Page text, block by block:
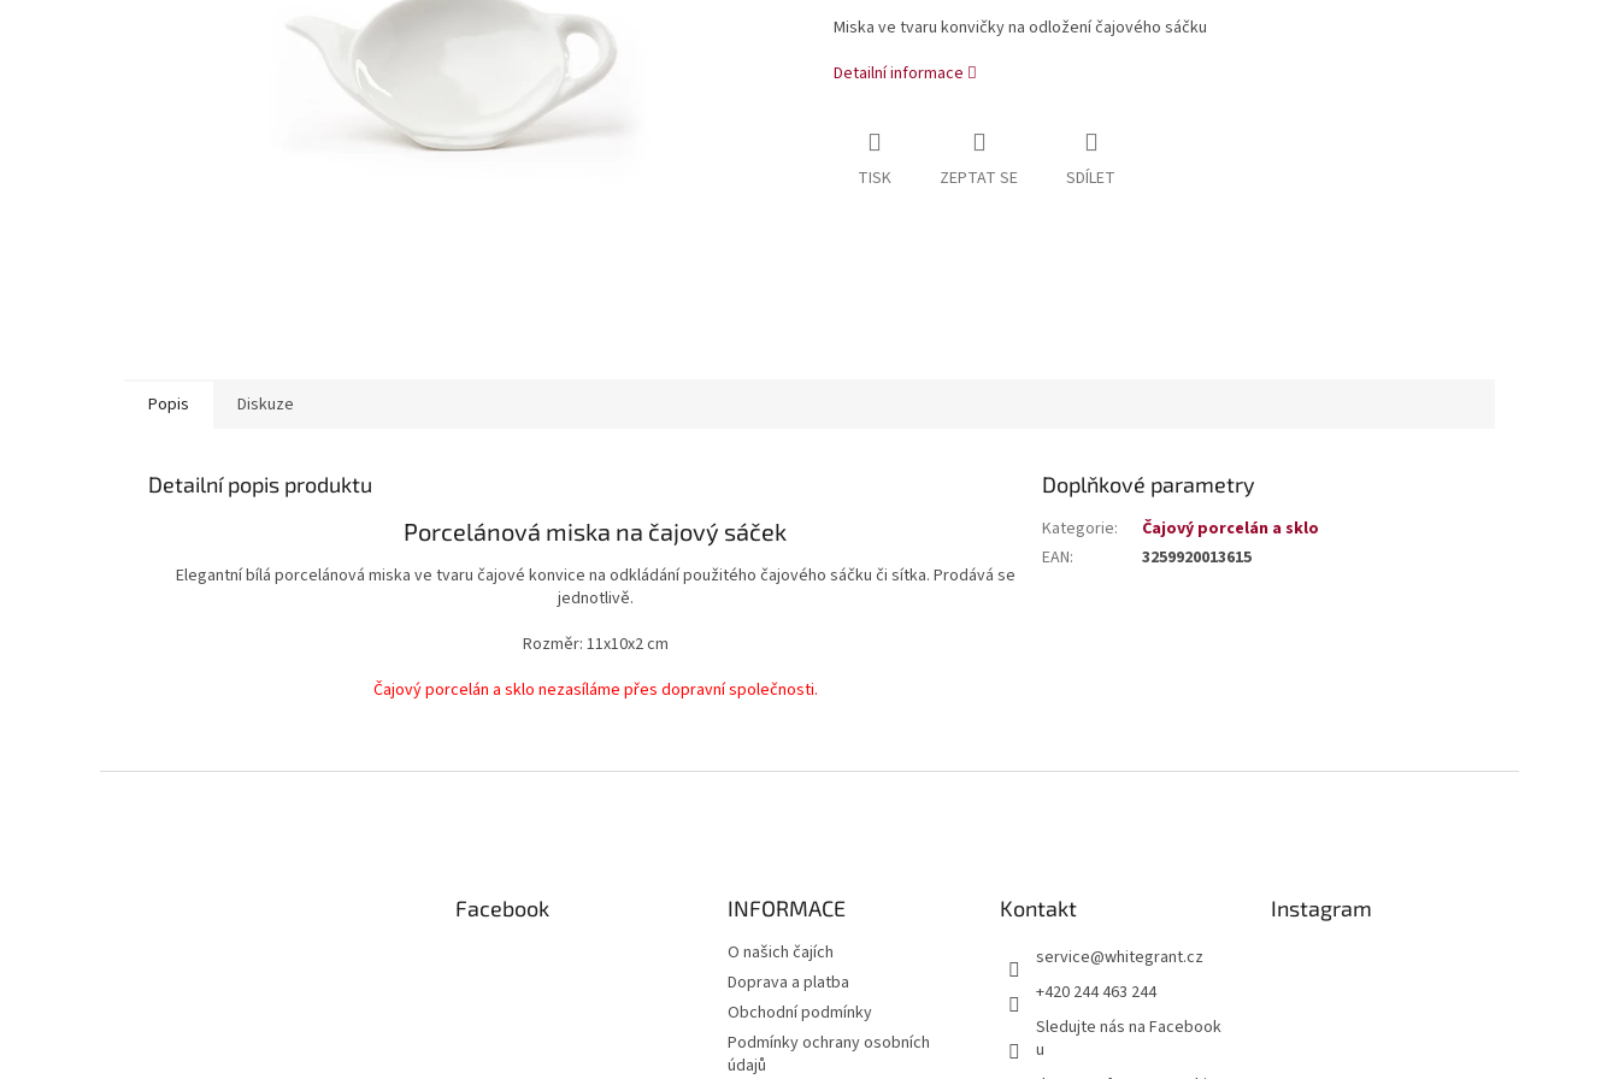
Miska ve tvaru konvičky na odložení čajového sáčku
Detailní informace
TISK ZEPTAT SE SDÍLET
Popis Diskuze
Detailní popis produktu
Porcelánová miska na čajový sáček
Elegantní bílá porcelánová miska ve tvaru čajové konvice na odkládání použitého čajového sáčku či sítka. Prodává se
jednotlivě.
Rozměr: 11x10x2 cm
Čajový porcelán a sklo nezasíláme přes dopravní společnosti.
Doplňkové parametry
Kategorie:
Čajový porcelán a sklo
EAN: 3259920013615
Facebook INFORMACE
O našich čajích
Doprava a platba
Obchodní podmínky
Podmínky ochrany osobních
údajů
Kontakt
service@whitegrant.cz
+420 244 463 244
Sledujte nás na Facebook
u
Instagram